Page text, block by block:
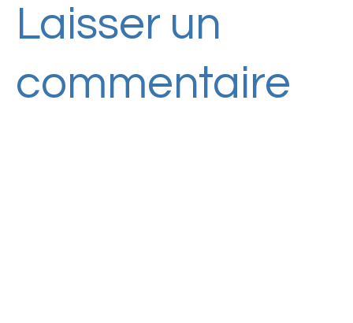
Laisser un
commentaire